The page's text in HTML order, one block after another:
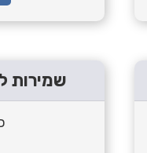
שמירות